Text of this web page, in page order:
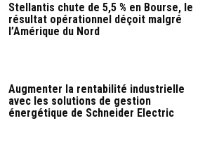
Stellantis chute de 5,5 % en Bourse, le
résultat opérationnel déçoit malgré
l’Amérique du Nord
Augmenter la rentabilité industrielle
avec les solutions de gestion
énergétique de Schneider Electric